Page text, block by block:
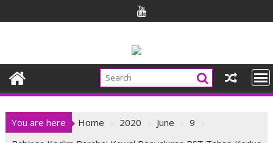
to
You are here Home 2020 June
9